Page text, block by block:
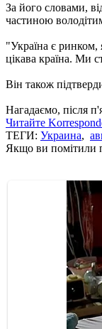
За його словами,
частиною
"Україна є ринком,
цікава країна. Ми
Він також
Нагадаємо, після
Читайте
ТЕГИ: Украина,
Якщо ви помітили